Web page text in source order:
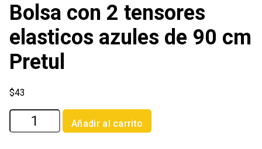
Bolsa con 2 tensores
elasticos azules de 90 cm
Pretul
$43
Bolsa
con
Añadir al carrito